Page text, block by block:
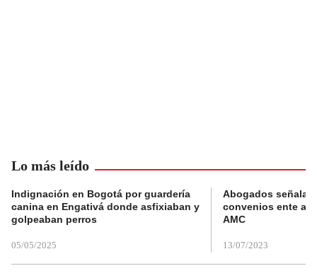
Lo más leído
Indignación en Bogotá por guardería
canina en Engativá donde asfixiaban y
golpeaban perros
05/05/2025
Abogados
convenios ente
AMC
13/07/2023